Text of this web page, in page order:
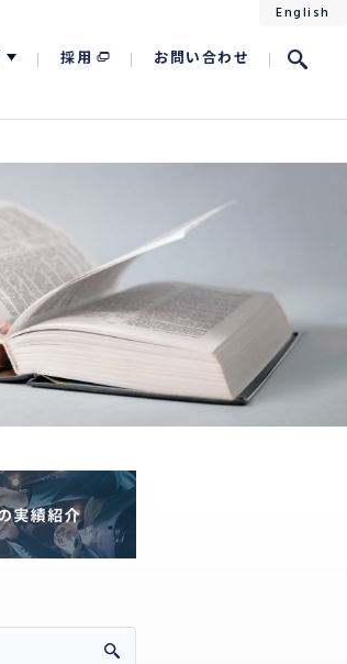
採用 お問い合わせ
English